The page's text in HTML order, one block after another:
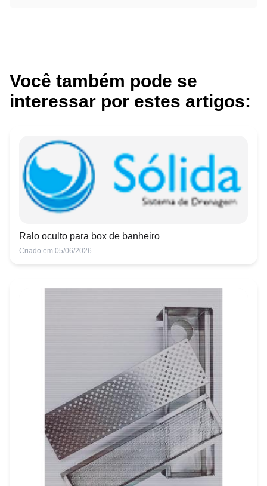
Você também pode se
interessar por estes artigos:
Ralo oculto para box de banheiro
Criado em 05/06/2026